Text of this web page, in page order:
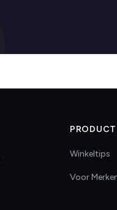
PRODUCT
Winkeltips
Voor